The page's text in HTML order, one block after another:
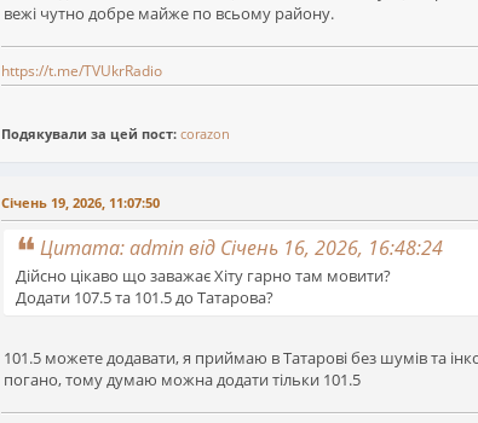
вежі чутно добре майже по всьому району.
https://t.me/TVUkrRadio
Подякували за цей пост: corazon
Січень 19, 2026, 11:07:50
Цитата: admin від Січень 16, 2026, 16:48:24
Дійсно цікаво що заважає Хіту гарно там мовити?
Додати 107.5 та 101.5 до Татарова?
101.5 можете додавати, я приймаю в Татарові без шумів та
погано, тому думаю можна додати тільки 101.5